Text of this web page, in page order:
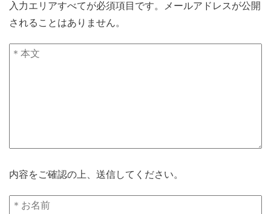
入力エリアすべてが必須項目です。メールアドレスが公開
されることはありません。
内容をご確認の上、送信してください。